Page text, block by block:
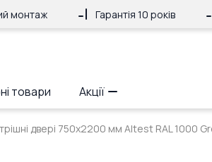
монтаж Гарантія 10 років
товари Акції
двері 750x2200 мм Altest RAL 1000